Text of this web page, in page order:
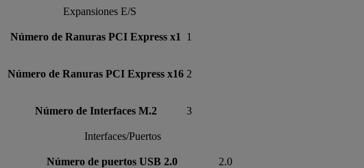
Expansiones E/S
Número de Ranuras PCI Express x1 1
Número de Ranuras PCI Express x16 2
Número de Interfaces M.2 3
Interfaces/Puertos
Número de puertos USB 2.0 2.0